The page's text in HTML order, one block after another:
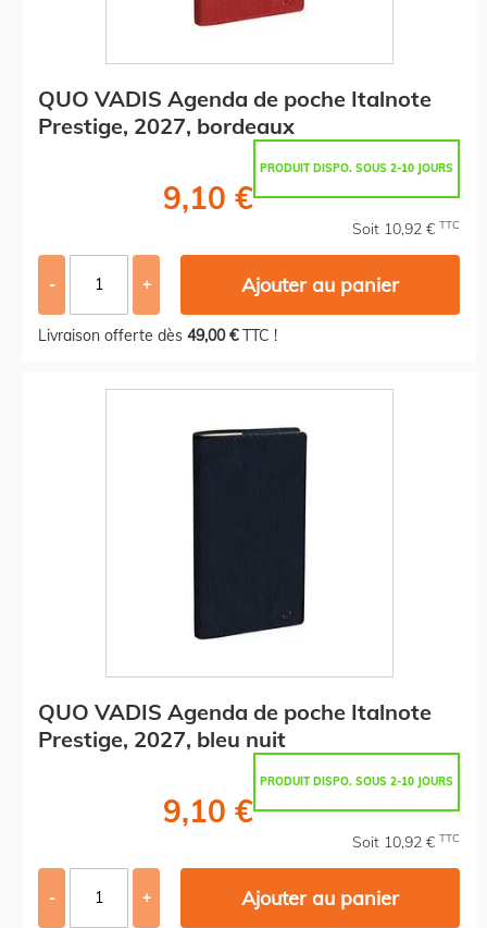
QUO VADIS Agenda de poche Italnote
Prestige, 2027, bordeaux
PRODUIT DISPO. SOUS 2-10 JOURS
9,10 €
Soit 10,92 € TTC
- + Ajouter au panier
Livraison offerte dès 49,00 €TTC !
QUO VADIS Agenda de poche Italnote
Prestige, 2027, bleu nuit
PRODUIT DISPO. SOUS 2-10 JOURS
9,10 €
Soit 10,92 € TTC
- + Ajouter au panier